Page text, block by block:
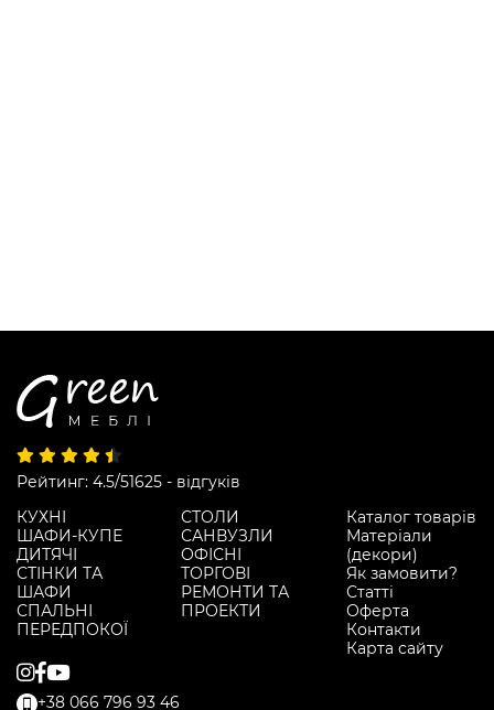
Рейтинг: 4.5/51625 - відгуків
КУХНІ
ШАФИ-КУПЕ
ДИТЯЧІ
СТІНКИ ТА
ШАФИ
СПАЛЬНІ
ПЕРЕДПОКОЇ
СТОЛИ
САНВУЗЛИ
ОФІСНІ
ТОРГОВІ
РЕМОНТИ ТА
ПРОЕКТИ
Каталог товарів
Матеріали
(декори)
Як замовити?
Статті
Оферта
Контакти
Карта сайту
+38 066 796 93 46